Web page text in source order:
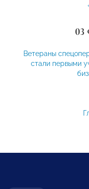
03
Ветераны
стали первыми